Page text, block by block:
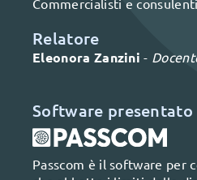
Commercialisti e
Relatore
Eleonora Zanzini-
Software presentato
Passcom è il software per